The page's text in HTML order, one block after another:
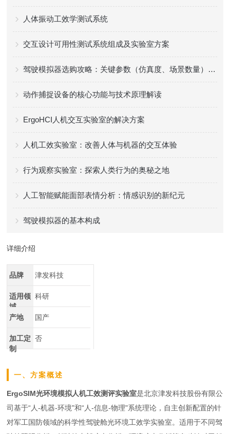
人体振动工效学测试系统
交互设计可用性测试系统组成及实验室方案
驾驶模拟器选购攻略：关键参数（仿真度、场景数量）+ 适配场景
动作捕捉设备的核心功能与技术原理解读
ErgoHCI人机交互实验室的解决方案
人机工效实验室：改善人体与机器的交互体验
行为观察实验室：探索人类行为的奥秘之地
人工智能赋能面部表情分析：情感识别的新纪元
驾驶模拟器的基本构成
详细介绍
品牌 津发科技
适用领
域
科研
产地 国产
加工定
制
否
一、方案概述
ErgoSIM光环境模拟人机工效测评实验室是北京津发科技股份有限公
司基于“人-机器-环境"和“人-信息-物理"系统理论，自主创新配置的针
对军工国防领域的科学性驾驶舱光环境工效学实验室。适用于不同驾